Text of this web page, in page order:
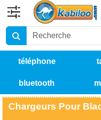
téléphone
bluetooth
Chargeurs Pour